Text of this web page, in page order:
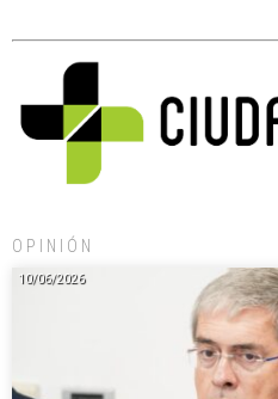
OPINIÓN
10/06/2026